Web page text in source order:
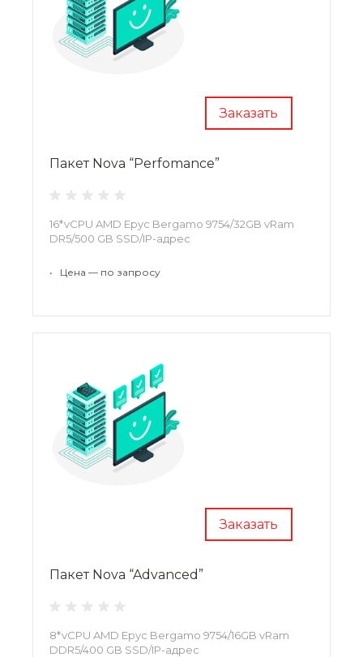
Заказать
Пакет Nova “Perfomance”
16*vCPU AMD Epyc Bergamo 9754/32GB vRam
DR5/500 GB SSD/IP-адрес
• Цена — по запросу
Заказать
Пакет Nova “Advanced”
8*vCPU AMD Epyc Bergamo 9754/16GB vRam
DDR5/400 GB SSD/IP-адрес